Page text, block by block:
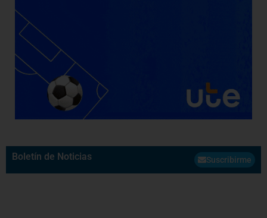
Boletín de Noticias Suscribirme